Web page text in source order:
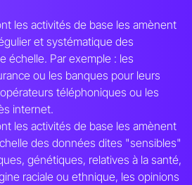
les activités de base les amènent
et systématique des
échelle. Par exemple : les
ou les banques pour leurs
téléphoniques ou les
internet.
les activités de base les amènent
des données dites "sensibles"
génétiques, relatives à la santé,
raciale ou ethnique, les opinions